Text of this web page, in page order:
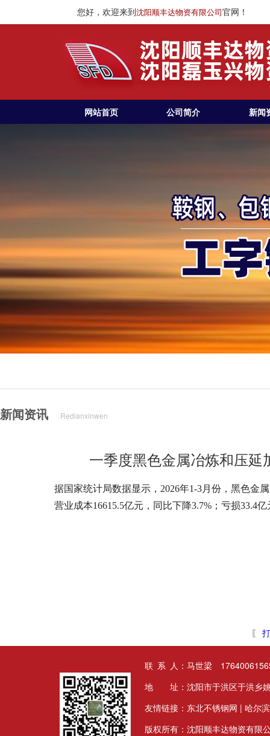
您好，欢迎来到沈阳顺丰达物资有限公司官网！
网站首页 公司简介 新闻
新闻资讯 Redianxinwen
一季度黑色金属冶炼和压
据国家统计局数据显示，2026年1-3月份，黑色金
营业成本16615.5亿元，同比下降3.7%；亏损33.4
〖
联 系 人：马世梁
地 址：沈阳市于洪区于洪乡姚
友情链接： 东北不锈钢网 | 哈尔
版权所有：沈阳顺丰达物资有